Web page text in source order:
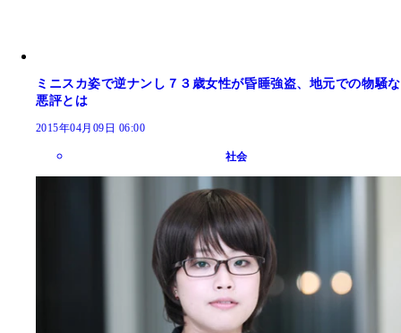
ミニスカ姿で逆ナンし７３歳女性が昏睡強盗、地元での物騒な
悪評とは
2015年04月09日 06:00
社会